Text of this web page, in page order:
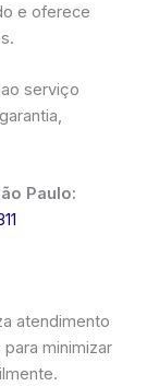
e oferece
serviço
Paulo:
atendimento
minimizar